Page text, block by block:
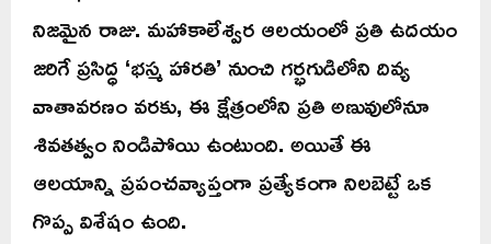
నిజమైన రాజు. మహాకాలేశ్వర ఆలయంలో ప్రతి ఉదయం
జరిగే ప్రసిద్ధ ‘భస్మ హారతి’ నుంచి గర్భగుడిలోని దివ్య
వాతావరణం వరకు, ఈ క్షేత్రంలోని ప్రతి అణువులోనూ
శివతత్వం నిండిపోయి ఉంటుంది. అయితే ఈ
ఆలయాన్ని ప్రపంచవ్యాప్తంగా ప్రత్యేకంగా నిలబెట్టే ఒక
గొప్ప విశేషం ఉంది.